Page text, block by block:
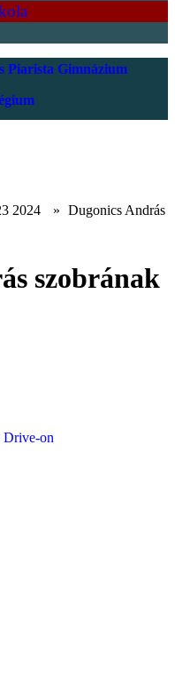
Piarista Gimnázium
2024 » Dugonics András
szobrának
Drive-on